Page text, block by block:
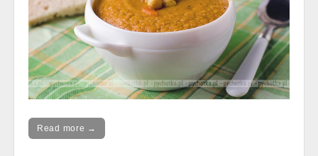
Read more →